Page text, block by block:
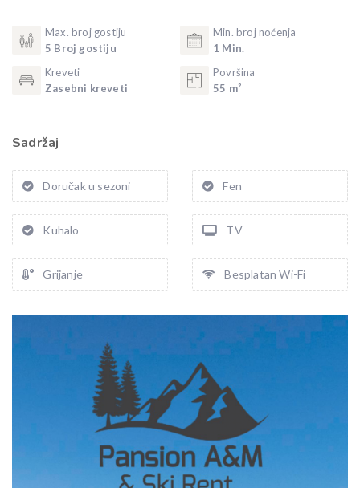
Max. broj gostiju
5 Broj gostiju
Min. broj noćenja
1 Min.
Kreveti
Zasebni kreveti
Površina
55 m²
Sadržaj
Doručak u sezoni Fen
Kuhalo TV
Grijanje Besplatan Wi-Fi